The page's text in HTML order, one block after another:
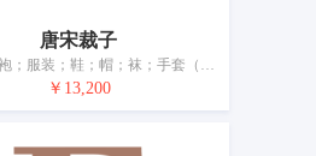
唐宋裁子
童装；旗袍；服装；鞋；帽；袜；手套（服装）；围巾；腰带；婚纱
￥13,200